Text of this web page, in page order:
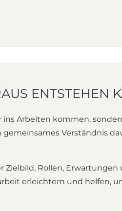
ENTSTEHEN
ins Arbeiten kommen,
Verständnis
Rollen,
erleichtern und helfen,